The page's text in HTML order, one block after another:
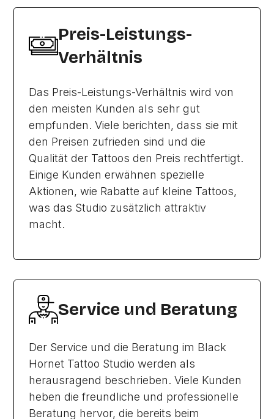
Preis-Leistungs-
Verhältnis
Das Preis-Leistungs-Verhältnis wird von
den meisten Kunden als sehr gut
empfunden. Viele berichten, dass sie mit
den Preisen zufrieden sind und die
Qualität der Tattoos den Preis rechtfertigt.
Einige Kunden erwähnen spezielle
Aktionen, wie Rabatte auf kleine Tattoos,
was das Studio zusätzlich attraktiv
macht.
Service und Beratung
Der Service und die Beratung im Black
Hornet Tattoo Studio werden als
herausragend beschrieben. Viele Kunden
heben die freundliche und professionelle
Beratung hervor, die bereits beim